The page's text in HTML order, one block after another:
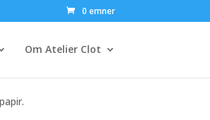
0 emner
Om Atelier Clot
ramme